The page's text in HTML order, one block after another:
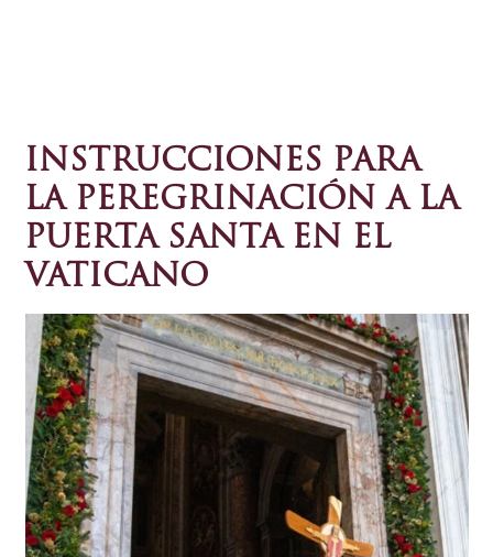
INSTRUCCIONES PARA
LA PEREGRINACIÓN A LA
PUERTA SANTA EN EL
VATICANO